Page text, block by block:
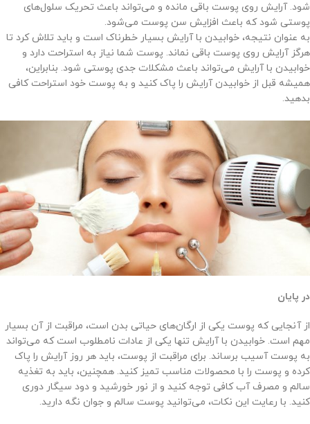
شود. آرایش روی پوست باقی مانده و می‌تواند باعث تحریک سلول‌های
پوستی شود که باعث افزایش سن پوست می‌شود.
به عنوان نتیجه، خوابیدن با آرایش بسیار خطرناک است و باید تلاش کرد تا
هرگز آرایش روی پوست باقی نماند. پوست شما نیاز به استراحت دارد و
خوابیدن با آرایش می‌تواند باعث مشکلات جدی پوستی شود. بنابراین،
همیشه قبل از خوابیدن آرایش را پاک کنید و به پوست خود استراحت کافی
بدهید.
در پایان
از آنجایی که پوست یکی از ارگان‌های حیاتی بدن است، مراقبت از آن بسیار
مهم است. خوابیدن با آرایش تنها یکی از عادات نامطلوب است که می‌تواند
به پوست آسیب برساند. برای مراقبت از پوست، باید هر روز آرایش را پاک
کرده و پوست را با محصولات مناسب تمیز کنید. همچنین، باید به تغذیه
سالم و مصرف آب کافی توجه کنید و از نور خورشید و دود سیگار دوری
کنید. با رعایت این نکات، می‌توانید پوست سالم و جوان نگه دارید.